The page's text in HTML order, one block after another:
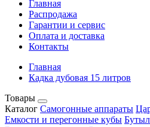
Главная
Распродажа
Гарантии и сервис
Оплата и доставка
Контакты
Главная
Кадка дубовая 15 литров
Товары
Каталог Самогонные аппараты
Емкости и перегонные кубы